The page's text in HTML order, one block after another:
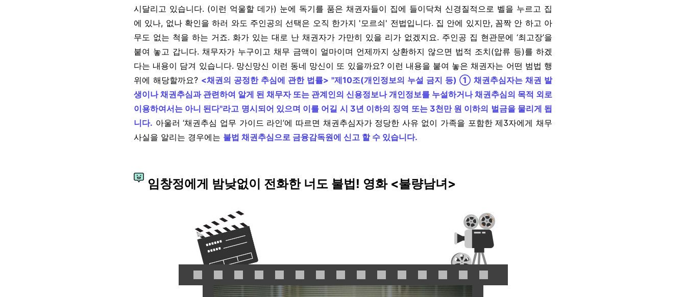
시달리고 있습니다. (이런 억울할 데가) 눈에 독기를 품은 채권자들이 집에 들이닥쳐 신경질적으로 벨을 누르고 집
에 있나, 없나 확인을 하러 와도 주인공의 선택은 오직 한가지 '모르쇠' 전법입니다. 집 안에 있지만, 꼼짝 안 하고 아
무도 없는 척을 하는 거죠. 화가 있는 대로 난 채권자가 가만히 있을 리가 없겠지요. 주인공 집 현관문에 ‘최고장’을
붙여 놓고 갑니다. 채무자가 누구이고 채무 금액이 얼마이며 언제까지 상환하지 않으면 법적 조치(압류 등)를 하겠
다는 내용이 담겨 있습니다. 망신망신 이런 동네 망신이 또 있을까요? 이런 내용을 붙여 놓은 채권자는 어떤 범법 행
위에 해당할까요? <채권의 공정한 추심에 관한 법률> "제10조(개인정보의 누설 금지 등) ① 채권추심자는 채권 발
생이나 채권추심과 관련하여 알게 된 채무자 또는 관계인의 신용정보나 개인정보를 누설하거나 채권추심의 목적 외로
이용하여서는 아니 된다"라고 명시되어 있으며 이를 어길 시 3년 이하의 징역 또는 3천만 원 이하의 벌금을 물리게 됩
니다. 아울러 ‘채권추심 업무 가이드 라인’에 따르면 채권추심자가 정당한 사유 없이 가족을 포함한 제3자에게 채무
사실을 알리는 경우에는 불법 채권추심으로 금융감독원에 신고 할 수 있습니다.
임창정에게 밤낮없이 전화한 너도 불법! 영화 <불량남녀>